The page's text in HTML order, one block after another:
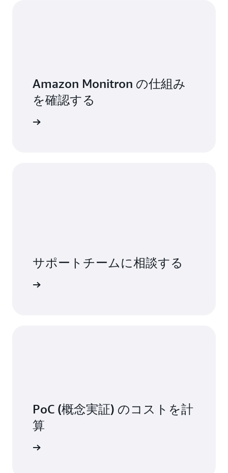
Amazon Monitron の仕組み
を確認する
サポートチームに相談する
PoC (概念実証) のコストを計
算